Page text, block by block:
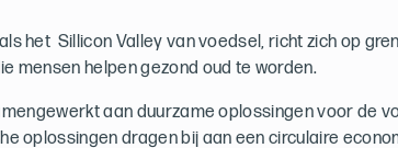
het Sillicon Valley van voedsel, richt zich op
mensen helpen gezond oud te worden.
aan duurzame oplossingen voor de
oplossingen dragen bij aan een circulaire